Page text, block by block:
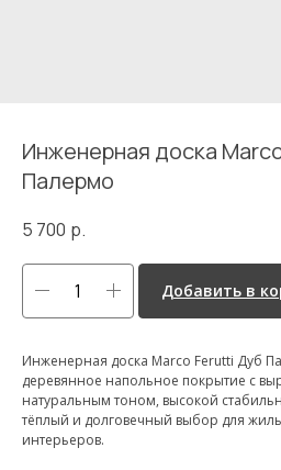
Инженерная доска
Палермо
5 700 р.
Добавить в
Инженерная доска Marco Ferutti Дуб
деревянное напольное покрытие с
натуральным тоном, высокой
тёплый и долговечный выбор для
интерьеров.